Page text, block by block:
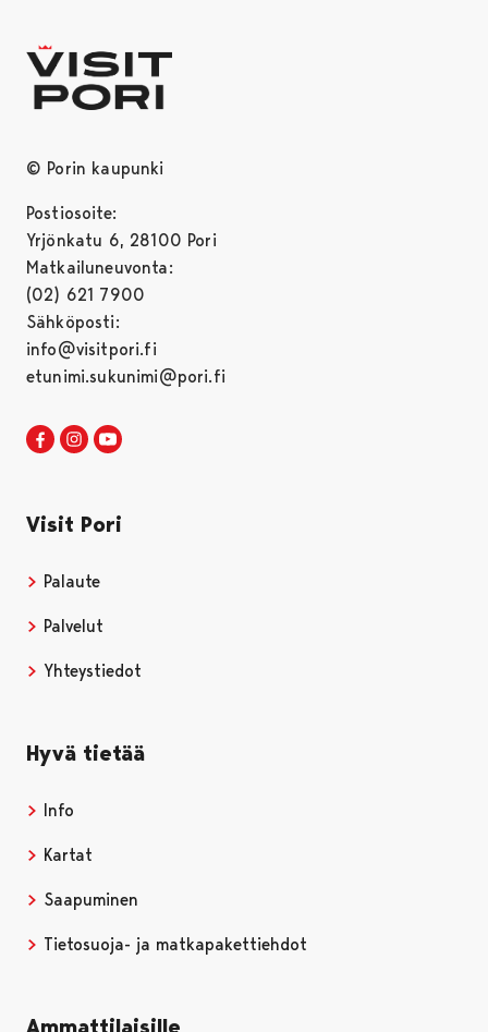
© Porin kaupunki
Postiosoite:
Yrjönkatu 6, 28100 Pori
Matkailuneuvonta:
(02) 621 7900
Sähköposti:
info@visitpori.fi
etunimi.sukunimi@pori.fi
Visit Pori Facebookissa
Avautuu uudessa välilehdessä
Visit Pori Instagrammissa
Avautuu uudessa välilehdessä
Visit Pori
Palaute
Palvelut
Yhteystiedot
Hyvä tietää
Info
Kartat
Saapuminen
Tietosuoja- ja matkapakettiehdot